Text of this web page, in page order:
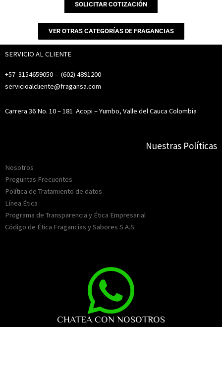
SOLICITAR COTIZACIÓN
VER OTRAS CATEGORÍAS DE FRAGANCIAS
SERVICIO AL CLIENTE
+57 3154659050 – (602) 4891200
servicioalcliente@fragansa.com
Carrera 36 No. 10 – 181 Acopi – Yumbo, Valle del Cauca Colombia
Nuestras Políticas
Nosotros
Preguntas Frecuentes
Política de Tratamiento de datos
Línea Ética
Programa de Transparencia y Ética Empresarial
Código de Ética Fragancias y Sabores S.A.S
CHATEA CON NOSOTROS